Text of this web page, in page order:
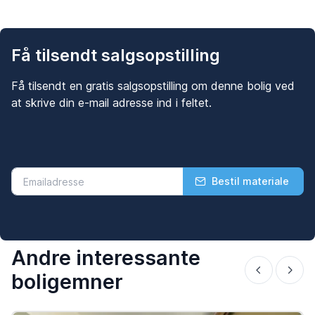
Få tilsendt salgsopstilling
Få tilsendt en gratis salgsopstilling om denne bolig ved
at skrive din e-mail adresse ind i feltet.
Bestil materiale
Andre interessante
boligemner